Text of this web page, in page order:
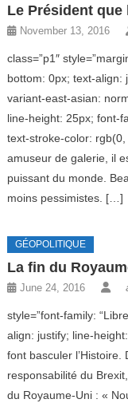
Le Président que
November 13, 2016
class=”p1″
bottom: 0px; text-align:
variant-east-asian:
line-height: 25px; font-
text-stroke-color:
amuseur de galerie, il
puissant du monde.
moins pessimistes. […]
GÉOPOLITIQUE
La fin du
June 24, 2016
style=”font-family:
align: justify; line-
font basculer
responsabilité du
du Royaume-Uni : «